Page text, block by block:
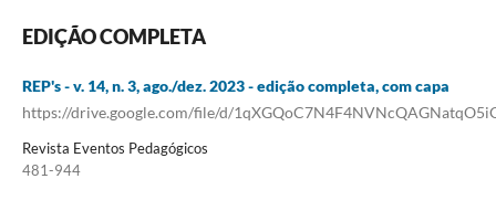
EDIÇÃO COMPLETA
REP's - v. 14, n. 3, ago./dez. 2023 - edição completa, com capa
https://drive.google.com/file/d/
Revista Eventos Pedagógicos
481-944